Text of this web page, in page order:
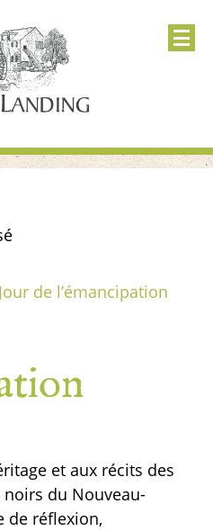
Jour de l’émancipation
et aux récits des
du Nouveau-
de réflexion,